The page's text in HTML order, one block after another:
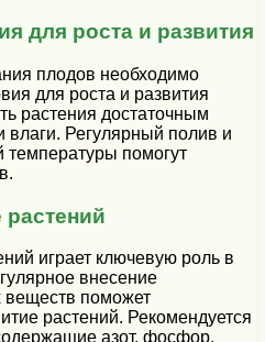
для роста и развития
плодов необходимо
для роста и развития
растения достаточным
влаги. Регулярный полив и
помогут
играет ключевую роль в
внесение
веществ поможет
растений. Рекомендуется
азот, фосфор,